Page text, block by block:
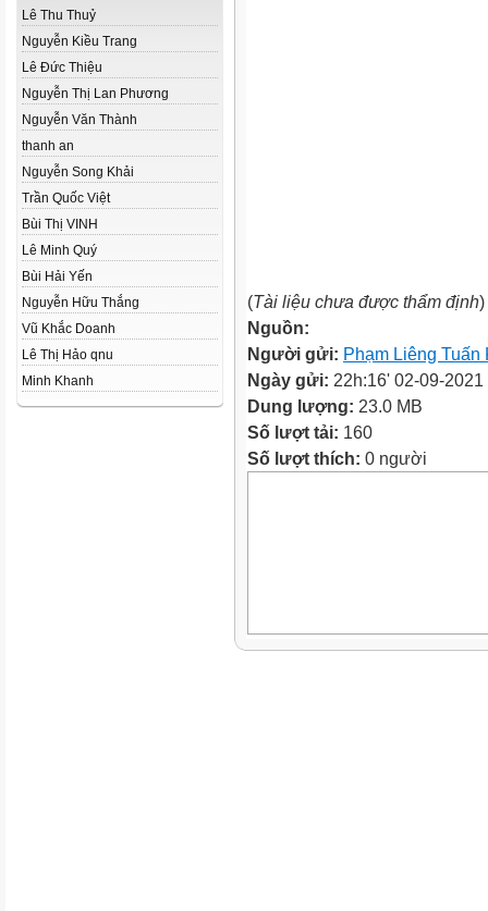
Lê Thu Thuỷ
Nguyễn Kiều Trang
Lê Đức Thiệu
Nguyễn Thị Lan Phương
Nguyễn Văn Thành
thanh an
Nguyễn Song Khải
Trần Quốc Việt
Bùi Thị VINH
Lê Minh Quý
Bùi Hải Yến
Nguyễn Hữu Thắng
Vũ Khắc Doanh
Lê Thị Hảo qnu
Minh Khanh
(Tài liệu chưa được thẩm định)
Nguồn:
Người gửi: Phạm Liêng Tuấn
Ngày gửi: 22h:16' 02-09-2021
Dung lượng: 23.0 MB
Số lượt tải: 160
Số lượt thích: 0 người